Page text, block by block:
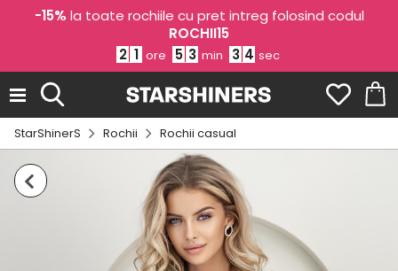
-15% la toate rochiile cu pret intreg folosind codul
ROCHII15
2 1 ore 5 3 min 3 3 sec
StarShinerS Rochii Rochii casual